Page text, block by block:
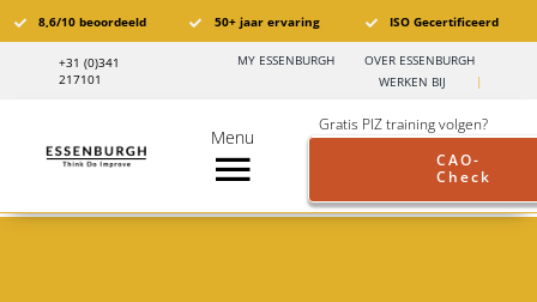
Ga
naar
inhoud
8,6/10 beoordeeld 50+ jaar ervaring ISO Gecertificeerd
+31 (0)341
217101
MY ESSENBURGH
OVER ESSENBURGH
WERKEN BIJ
|
Menu
Toggle
Gratis PIZ training volgen?
CAO-
Check